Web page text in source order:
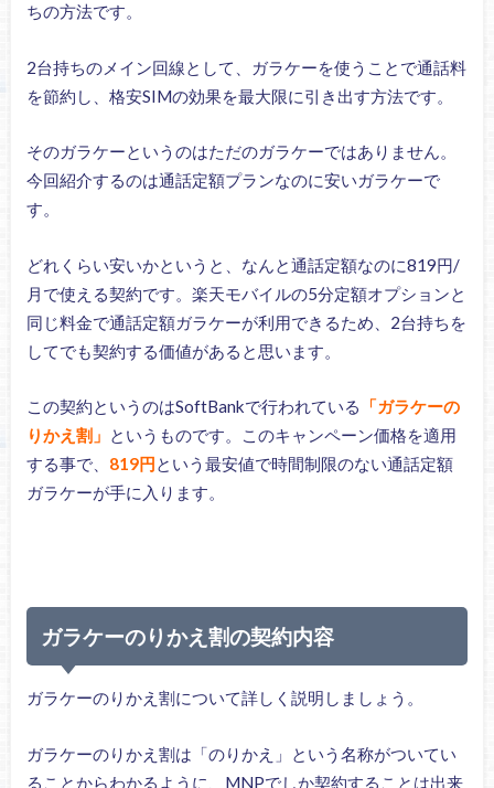
ちの方法です。
2台持ちのメイン回線として、ガラケーを使うことで通話料
を節約し、格安SIMの効果を最大限に引き出す方法です。
そのガラケーというのはただのガラケーではありません。
今回紹介するのは通話定額プランなのに安いガラケーで
す。
どれくらい安いかというと、なんと通話定額なのに819円/
月で使える契約です。楽天モバイルの5分定額オプションと
同じ料金で通話定額ガラケーが利用できるため、2台持ちを
してでも契約する価値があると思います。
この契約というのはSoftBankで行われている 「ガラケーの
りかえ割」 というものです。このキャンペーン価格を適用
する事で、 819円 という最安値で時間制限のない通話定額
ガラケーが手に入ります。
ガラケーのりかえ割の契約内容
ガラケーのりかえ割について詳しく説明しましょう。
ガラケーのりかえ割は「のりかえ」という名称がついてい
ることからわかるように、MNPでしか契約することは出来